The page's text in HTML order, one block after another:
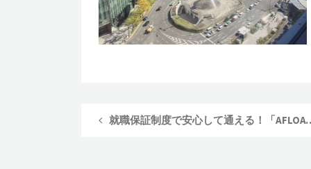
就職保証制度で安心して